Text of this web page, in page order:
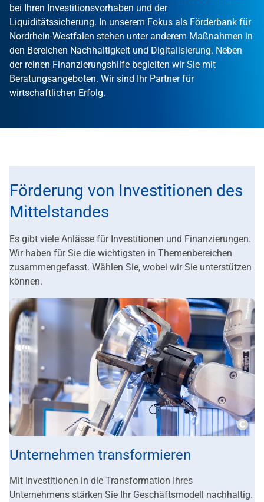
bei Ihren Investitionsvorhaben und der
Liquiditätssicherung. In unserem Fokus als Förderbank für
Nordrhein-Westfalen stehen unter anderem Maßnahmen in
den Bereichen Nachhaltigkeit und Digitalisierung. Neben
der reinen Finanzierungshilfe begleiten wir Sie mit
Beratungsangeboten. Wir sind Ihr Partner für
wirtschaftlichen Erfolg.
Förderung von Investitionen des
Mittelstandes
Es gibt viele Anlässe für Investitionen und Finanzierungen.
Wir haben für Sie die wichtigsten in Themenbereichen
zusammengefasst. Wählen Sie, wobei wir Sie unterstützen
können.
Unternehmen transformieren
Mit Investitionen in die Transformation Ihres
Unternehmens stärken Sie Ihr Geschäftsmodell nachhaltig.